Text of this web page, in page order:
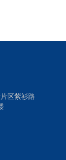
区紫衫路